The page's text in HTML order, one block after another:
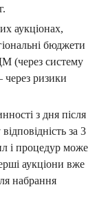
аукціонах,
бюджети
(через систему
ризики
з дня після
за 3
і процедур може
аукціони вже
набрання